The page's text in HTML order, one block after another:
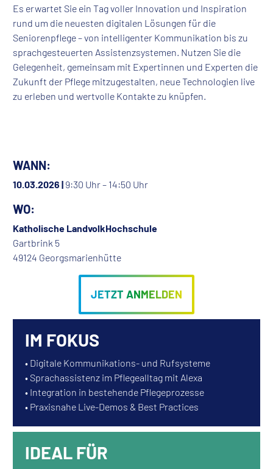
Es erwartet Sie ein Tag voller Innovation und Inspiration
rund um die neuesten digitalen Lösungen für die
Seniorenpflege – von intelligenter Kommunikation bis zu
sprachgesteuerten Assistenzsystemen. Nutzen Sie die
Gelegenheit, gemeinsam mit Expertinnen und Experten die
Zukunft der Pflege mitzugestalten, neue Technologien live
zu erleben und wertvolle Kontakte zu knüpfen.
WANN:
10.03.2026 | 9:30 Uhr – 14:50 Uhr
WO:
Katholische LandvolkHochschule
Gartbrink 5
49124 Georgsmarienhütte
IM FOKUS
• Digitale Kommunikations- und Rufsysteme
• Sprachassistenz im Pflegealltag mit Alexa
• Integration in bestehende Pflegeprozesse
• Praxisnahe Live-Demos & Best Practices
IDEAL FÜR